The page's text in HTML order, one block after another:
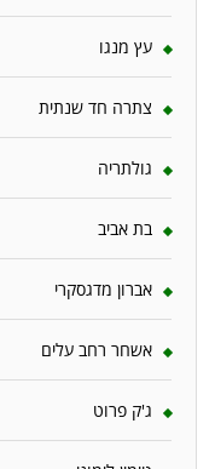
עץ מנגו
צתרה חד שנתית
גולתריה
בת אביב
אברון מדגסקרי
אשחר רחב עלים
ג'ק פרוט